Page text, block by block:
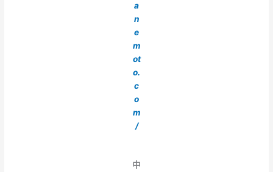
a
n
e
m
ot
o.
c
o
m
/
中